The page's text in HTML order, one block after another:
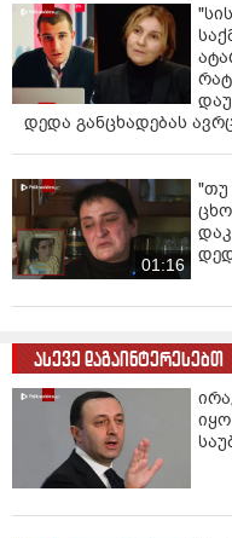
დედა განცხადებას
01:16
"თუ
ასევე დაგაინტერესებთ